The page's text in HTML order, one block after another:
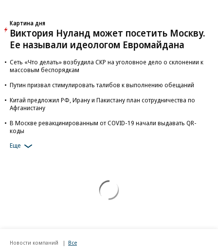
Картина дня
Виктория Нуланд может посетить Москву.
Ее называли идеологом Евромайдана
Сеть «Что делать» возбудила СКР на уголовное дело о склонении к
массовым беспорядкам
Путин призвал стимулировать талибов к выполнению обещаний
Китай предложил РФ, Ирану и Пакистану план сотрудничества по
Афганистану
В Москве ревакцинированным от COVID-19 начали выдавать QR-
коды
Еще
Новости компаний Все